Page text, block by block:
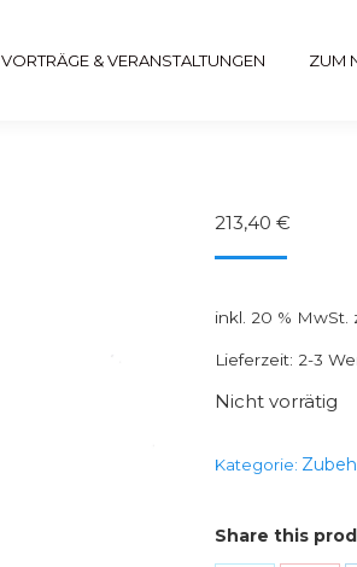
VORTRÄGE & VERANSTALTUNGEN ZUM
213,40 €
inkl. 20 % MwSt.
Lieferzeit: 2-3
Nicht vorrätig
Kategorie:
Share this